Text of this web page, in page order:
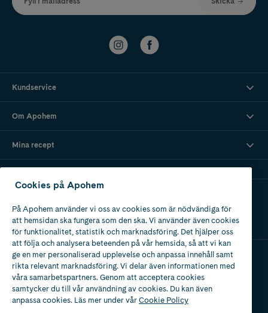
Kundservice
Om Apohem
Mina recept
Apotek med tillstånd
av Läkemedelsverket
Cookies på Apohem
På Apohem använder vi oss av cookies som är nödvändiga för
att hemsidan ska fungera som den ska. Vi använder även cookies
för funktionalitet, statistik och marknadsföring. Det hjälper oss
att följa och analysera beteenden på vår hemsida, så att vi kan
ge en mer personaliserad upplevelse och anpassa innehåll samt
rikta relevant marknadsföring. Vi delar även informationen med
våra samarbetspartners. Genom att acceptera cookies
samtycker du till vår användning av cookies. Du kan även
anpassa cookies. Läs mer under vårCookie Policy